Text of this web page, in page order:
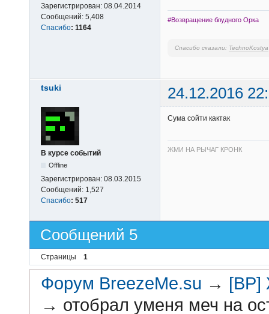
Зарегистрирован: 08.04.2014
Сообщений: 5,408
Спасибо: 1164
#Возвращение блудного Орка
Спасибо сказали: TechnoKostya
tsuki 24.12.2016
В курсе событий
Offline
Зарегистрирован: 08.03.2015
Сообщений: 1,527
Спасибо: 517
Сума сойти кактак
ЖМИ НА РЫЧАГ КРОНК
Сообщений 5
Страницы 1
Форум BreezeMe.su → [BP]
→ отобрал уменя меч на